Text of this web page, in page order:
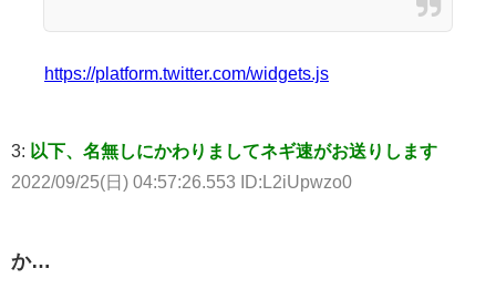
https://platform.twitter.com/widgets.js
3: 以下、名無しにかわりましてネギ速がお送りします
2022/09/25(日) 04:57:26.553 ID:L2iUpwzo0
か…